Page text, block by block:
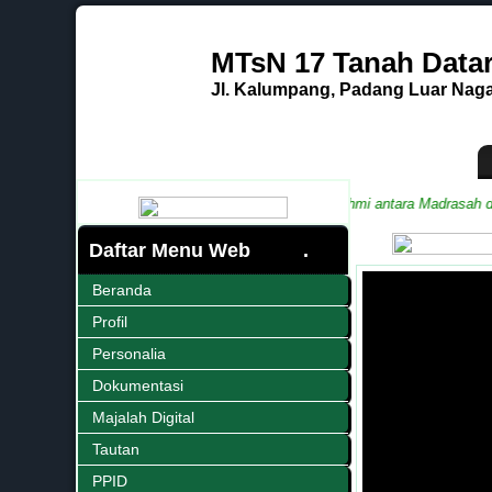
MTsN 17 Tanah
Jl. Kalumpang, Padang Luar
Daftar Menu Web
Beranda
Profil
Personalia
Dokumentasi
Majalah Digital
Tautan
PPID
Media Informasi dan Silaturahmi antara Madrasah